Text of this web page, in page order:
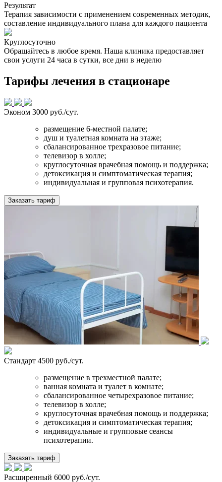
Результат
Терапия зависимости с применением современных методик,
составление индивидуального плана для каждого пациента
Круглосуточно
Обращайтесь в любое время. Наша клиника предоставляет
свои услуги 24 часа в сутки, все дни в неделю
Тарифы лечения в стационаре
Эконом 3000 руб./сут.
размещение 6-местной палате;
душ и туалетная комната на этаже;
сбалансированное трехразовое питание;
телевизор в холле;
круглосуточная врачебная помощь и поддержка;
детоксикация и симптоматическая терапия;
индивидуальная и групповая психотерапия.
Заказать тариф
Стандарт 4500 руб./сут.
размещение в трехместной палате;
ванная комната и туалет в комнате;
сбалансированное четырехразовое питание;
телевизор в холле;
круглосуточная врачебная помощь и поддержка;
детоксикация и симптоматическая терапия;
индивидуальные и групповые сеансы
психотерапии.
Заказать тариф
Расширенный 6000 руб./сут.